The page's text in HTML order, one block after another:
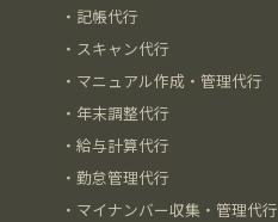
・ 記帳代行
・ スキャン代行
・ マニュアル作成・管理代行
・ 年末調整代行
・給与計算代行
・勤怠管理代行
・ マイナンバー収集・管理代行